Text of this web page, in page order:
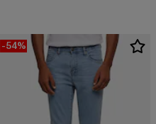
-54%